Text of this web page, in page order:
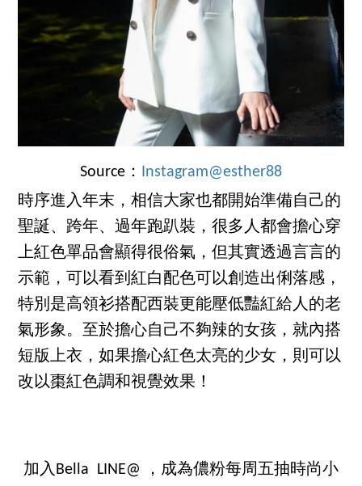
Source：
Instagram@esther88
時序進入年末，相信大家也都開始準備自己的
聖誕、跨年、過年跑趴裝，很多人都會擔心穿
上紅色單品會顯得很俗氣，但其實透過言言的
示範，可以看到紅白配色可以創造出俐落感，
特別是高領衫搭配西裝更能壓低豔紅給人的老
氣形象。至於擔心自己不夠辣的女孩，就內搭
短版上衣，如果擔心紅色太亮的少女，則可以
改以棗紅色調和視覺效果！
加入Bella LINE@ ，成為儂粉每周五抽時尚小